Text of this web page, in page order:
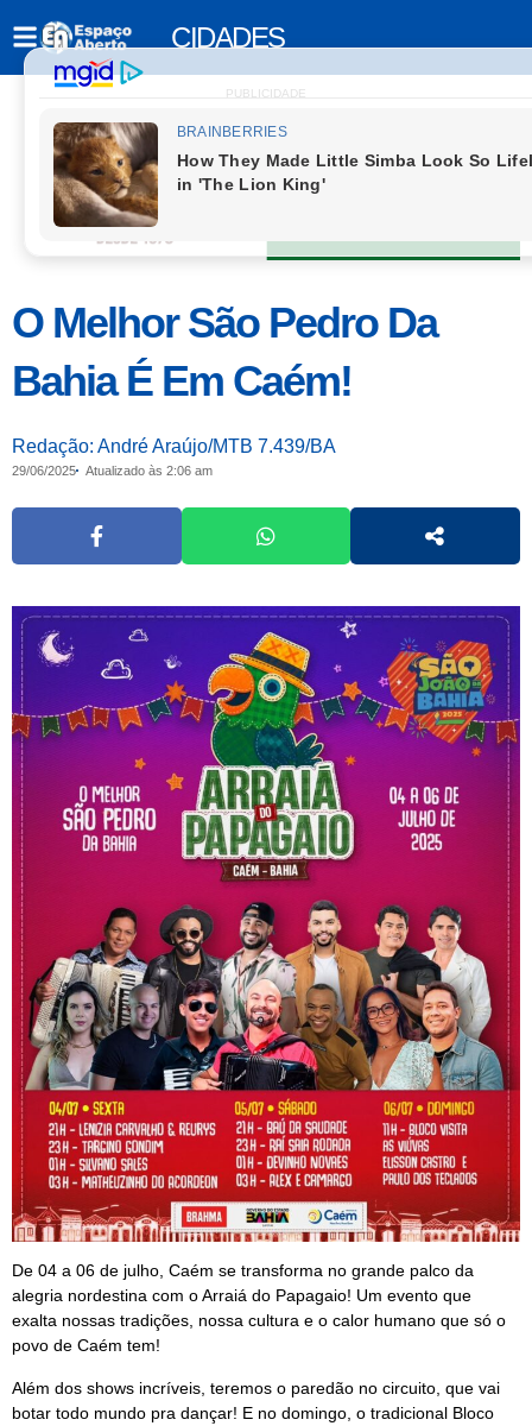
CIDADES
PUBLICIDADE
O Melhor São Pedro Da
Bahia É Em Caém!
Redação: André Araújo/MTB 7.439/BA
29/06/2025 Atualizado às 2:06 am
De 04 a 06 de julho, Caém se transforma no grande palco da
alegria nordestina com o Arraiá do Papagaio! Um evento que
exalta nossas tradições, nossa cultura e o calor humano que só o
povo de Caém tem!
Além dos shows incríveis, teremos o paredão no circuito, que vai
botar todo mundo pra dançar! E no domingo, o tradicional Bloco